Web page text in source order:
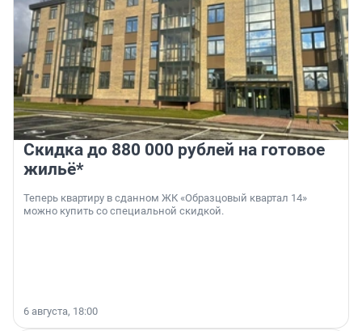
Скидка до 880 000 рублей на готовое
жильё*
Теперь квартиру в сданном ЖК «Образцовый квартал 14»
можно купить со специальной скидкой.
6 августа, 18:00